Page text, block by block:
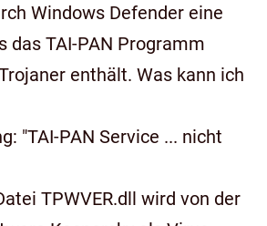
Windows Defender eine
das TAI-PAN Programm
enthält. Was kann ich
"TAI-PAN Service ... nicht
TPWVER.dll wird von der